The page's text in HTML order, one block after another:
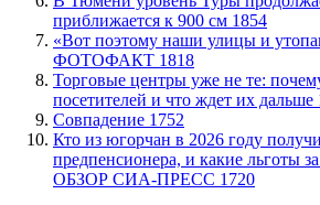
приближается к 900 см 1854
«Вот поэтому наши улицы и
ФОТОФАКТ 1818
Торговые центры уже не те:
посетителей и что ждет их дальше
​Совпадение 1752
Кто из югорчан в 2026 году
предпенсионера, и какие льготы
ОБЗОР СИА-ПРЕСС 1720